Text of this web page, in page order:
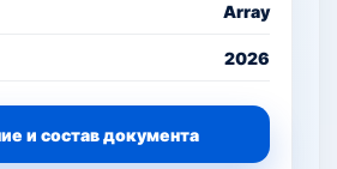
Array
2026
и состав документа